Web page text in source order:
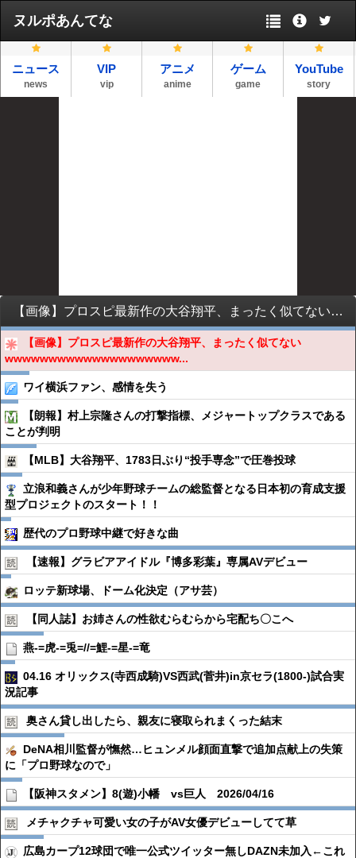
ヌルポあんてな
ニュース
news
VIP
vip
アニメ
anime
ゲーム
game
YouTube
story
【画像】プロスピ最新作の大谷翔平、まったく似てないwwwwwwwwwwwwwwwwwwwwwwwwwwwwwwwwwwwwwwwwwwwwwwwwwwwwwwwwwwwwwwwwwww
【画像】プロスピ最新作の大谷翔平、まったく似てない
wwwwwwwwwwwwwwwwwwww...
ワイ横浜ファン、感情を失う
【朗報】村上宗隆さんの打撃指標、メジャートップクラスである
ことが判明
【MLB】大谷翔平、1783日ぶり“投手専念”で圧巻投球
立浪和義さんが少年野球チームの総監督となる日本初の育成支援
型プロジェクトのスタート！！
歴代のプロ野球中継で好きな曲
【速報】グラビアアイドル『博多彩葉』専属AVデビュー
ロッテ新球場、ドーム化決定（アサ芸）
【同人誌】お姉さんの性欲むらむらから宅配ち〇こへ
燕-=虎-=兎=//=鯉-=星-=竜
04.16 オリックス(寺西成騎)VS西武(菅井)in京セラ(1800-)試合実
況記事
奥さん貸し出したら、親友に寝取られまくった結末
DeNA相川監督が憮然…ヒュンメル顔面直撃で追加点献上の失策
に「プロ野球なので」
【阪神スタメン】8(遊)小幡 vs巨人 2026/04/16
メチャクチャ可愛い女の子がAV女優デビューしてて草
広島カープ12球団で唯一公式ツイッター無しDAZN未加入←これ